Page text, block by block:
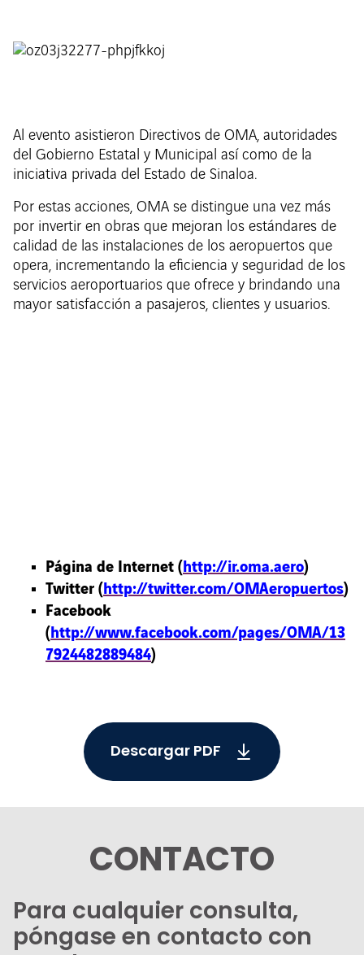
Al evento asistieron Directivos de OMA, autoridades
del Gobierno Estatal y Municipal así como de la
iniciativa privada del Estado de Sinaloa.
Por estas acciones, OMA se distingue una vez más
por invertir en obras que mejoran los estándares de
calidad de las instalaciones de los aeropuertos que
opera, incrementando la eficiencia y seguridad de los
servicios aeroportuarios que ofrece y brindando una
mayor satisfacción a pasajeros, clientes y usuarios.
Página de Internet (http://ir.oma.aero)
Twitter (http://twitter.com/OMAeropuertos)
Facebook
(http://www.facebook.com/pages/OMA/13
7924482889484)
Descargar PDF
CONTACTO
Para cualquier consulta,
póngase en contacto con